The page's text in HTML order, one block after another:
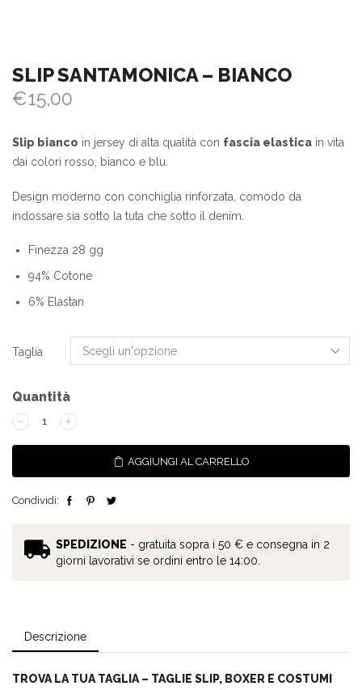
SLIP SANTAMONICA – BIANCO
€15,00
Slip bianco in jersey di alta qualità con fascia elastica in vita
dai colori rosso, bianco e blu.
Design moderno con conchiglia rinforzata, comodo da
indossare sia sotto la tuta che sotto il denim.
Finezza 28 gg
94% Cotone
6% Elastan
Taglia
SLIP
SANTAMONICA
-
AGGIUNGI AL CARRELLO
Condividi:
SPEDIZIONE - gratuita sopra i 50 € e consegna in 2
giorni lavorativi se ordini entro le 14:00.
Descrizione
TROVA LA TUA TAGLIA – TAGLIE SLIP, BOXER E COSTUMI